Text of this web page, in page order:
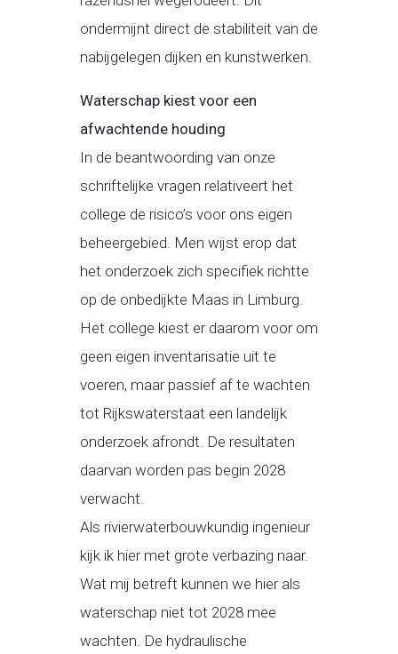
ondermijnt direct de stabiliteit van de
nabijgelegen dijken en kunstwerken.
Waterschap kiest voor een
afwachtende houding
In de beantwoording van onze
schriftelijke vragen relativeert het
college de risico’s voor ons eigen
beheergebied. Men wijst erop dat
het onderzoek zich specifiek richtte
op de onbedijkte Maas in Limburg.
Het college kiest er daarom voor om
geen eigen inventarisatie uit te
voeren, maar passief af te wachten
tot Rijkswaterstaat een landelijk
onderzoek afrondt. De resultaten
daarvan worden pas begin 2028
verwacht.
Als rivierwaterbouwkundig ingenieur
kijk ik hier met grote verbazing naar.
Wat mij betreft kunnen we hier als
waterschap niet tot 2028 mee
wachten. De hydraulische